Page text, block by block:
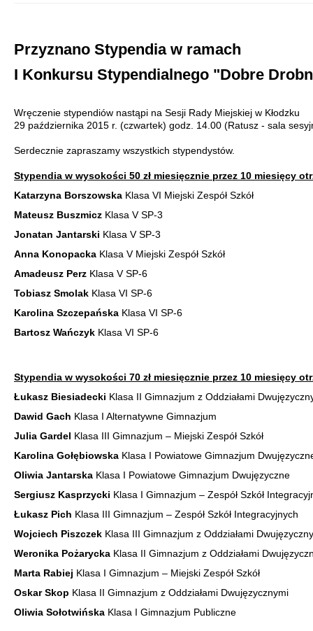
Przyznano Stypendia w ramach
I Konkursu Stypendialnego "Dobre
Wręczenie stypendiów nastąpi na Sesji Rady Miejskiej w Kłodzku
29 października 2015 r. (czwartek) godz. 14.00 (Ratusz - sala
Serdecznie zapraszamy wszystkich stypendystów.
Stypendia w wysokości 50 zł miesięcznie przez 10 miesięcy
Katarzyna Borszowska Klasa VI Miejski Zespół Szkół
Mateusz Buszmicz Klasa V SP-3
Jonatan Jantarski Klasa V SP-3
Anna Konopacka Klasa V Miejski Zespół Szkół
Amadeusz Perz Klasa V SP-6
Tobiasz Smolak Klasa VI SP-6
Karolina Szczepańska Klasa VI SP-6
Bartosz Wańczyk Klasa VI SP-6
Stypendia w wysokości 70 zł miesięcznie przez 10 miesięcy
Łukasz Biesiadecki Klasa II Gimnazjum z Oddziałami
Dawid Gach Klasa I Alternatywne Gimnazjum
Julia Gardel Klasa III Gimnazjum – Miejski Zespół Szkół
Karolina Gołębiowska Klasa I Powiatowe Gimnazjum
Oliwia Jantarska Klasa I Powiatowe Gimnazjum Dwujęzyczne
Sergiusz Kasprzycki Klasa I Gimnazjum – Zespół Szkół
Łukasz Pich Klasa III Gimnazjum – Zespół Szkół Integracyjnych
Wojciech Piszczek Klasa III Gimnazjum z Oddziałami
Weronika Pożarycka Klasa II Gimnazjum z Oddziałami
Marta Rabiej Klasa I Gimnazjum – Miejski Zespół Szkół
Oskar Skop Klasa II Gimnazjum z Oddziałami Dwujęzycznymi
Oliwia Sołotwińska Klasa I Gimnazjum Publiczne